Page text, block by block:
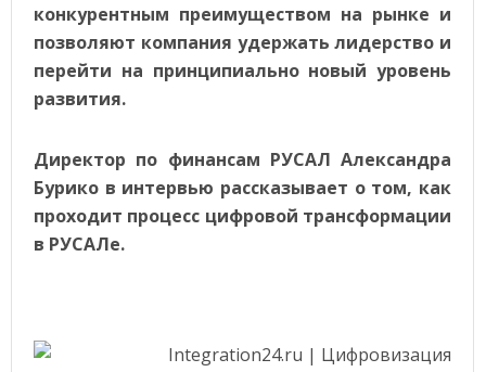
конкурентным преимуществом на рынке и
позволяют компания удержать лидерство и
перейти на принципиально новый уровень
развития.
Директор по финансам РУCАЛ Александра
Бурико в интервью рассказывает о том, как
проходит процесс цифровой трансформации
в РУСАЛе.